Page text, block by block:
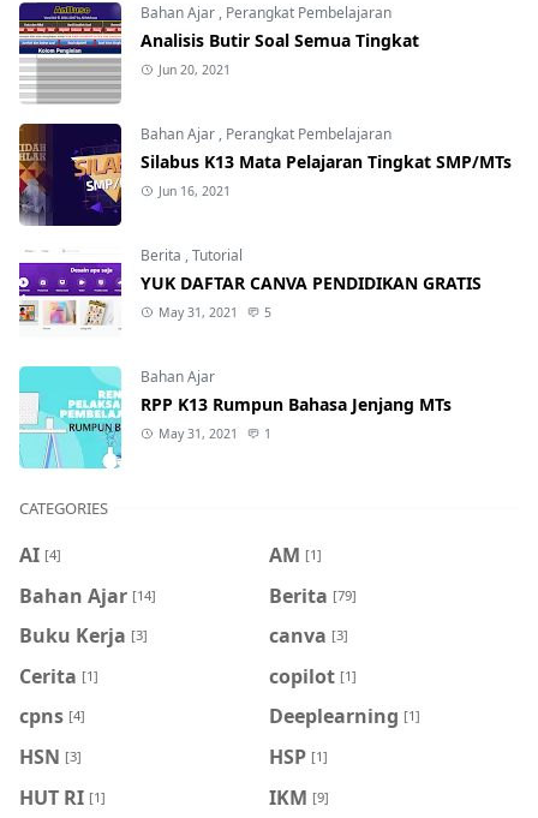
Bahan Ajar , Perangkat Pembelajaran
Analisis Butir Soal Semua Tingkat
Jun 20, 2021
Bahan Ajar , Perangkat Pembelajaran
Silabus K13 Mata Pelajaran Tingkat SMP/MTs
Jun 16, 2021
Berita ,Tutorial
YUK DAFTAR CANVA PENDIDIKAN GRATIS
May 31, 2021 5
Bahan Ajar
RPP K13 Rumpun Bahasa Jenjang MTs
May 31, 2021 1
CATEGORIES
AI [4] AM [1]
Bahan Ajar [14] Berita [79]
Buku Kerja [3] canva [3]
Cerita [1] copilot [1]
cpns [4] Deeplearning [1]
HSN [3] HSP [1]
HUT RI [1] IKM [9]